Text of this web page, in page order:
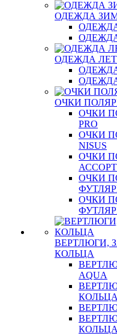
ОДЕЖДА
ОДЕЖДА
ОЧКИ
ОЧКИ
PRO
ОЧКИ
NISUS
ОЧКИ
ОЧКИ
ОЧКИ
ВЕРТЛЮГИ,
КОЛЬЦА
AQUA
КОЛЬЦА
КОЛЬЦА